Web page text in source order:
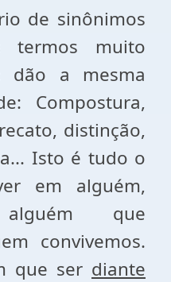
de sinônimos
termos muito
dão a mesma
Compostura,
distinção,
Isto é tudo o
em alguém,
alguém que
convivemos.
que ser diante